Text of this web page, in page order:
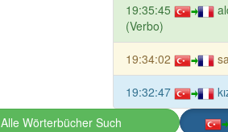
19:35:45
(Verbo)
19:34:02
19:32:47
Alle Wörterbücher Such